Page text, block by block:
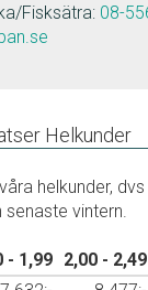
Fisksätra: 08-
Helkunder
helkunder,
vintern.
- 1,99 2,00 - 2,49